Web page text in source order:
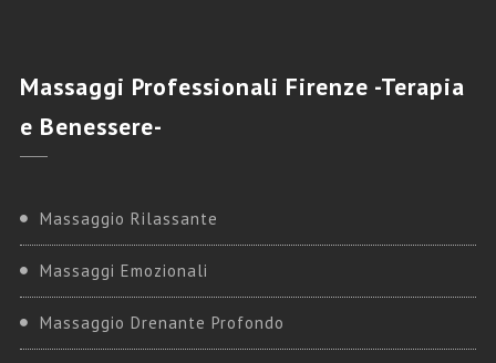
Massaggi Professionali Firenze -Terapia
e Benessere-
Massaggio Rilassante
Massaggi Emozionali
Massaggio Drenante Profondo